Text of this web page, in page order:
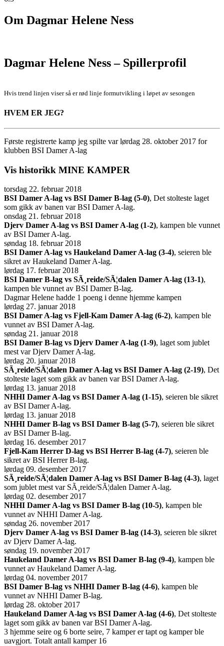
Om Dagmar Helene Ness
Dagmar Helene Ness – Spillerprofil
Hvis trend linjen viser så er rød linje formutvikling i løpet av sesongen
HVEM ER JEG?
Første registrerte kamp jeg spilte var lørdag 28. oktober 2017 for
klubben BSI Damer A-lag
Vis historikk MINE KAMPER
torsdag 22. februar 2018
BSI Damer A-lag vs BSI Damer B-lag (5-0), Det stolteste laget
som gikk av banen var BSI Damer A-lag.
onsdag 21. februar 2018
Djerv Damer A-lag vs BSI Damer A-lag (1-2), kampen ble vunnet
av BSI Damer A-lag.
søndag 18. februar 2018
BSI Damer A-lag vs Haukeland Damer A-lag (3-4), seieren ble
sikret av Haukeland Damer A-lag.
lørdag 17. februar 2018
BSI Damer B-lag vs SÃ¸reide/SÃ¦dalen Damer A-lag (13-1),
kampen ble vunnet av BSI Damer B-lag.
Dagmar Helene hadde 1 poeng i denne hjemme kampen
lørdag 27. januar 2018
BSI Damer A-lag vs Fjell-Kam Damer A-lag (6-2), kampen ble
vunnet av BSI Damer A-lag.
søndag 21. januar 2018
BSI Damer B-lag vs Djerv Damer A-lag (1-9), laget som jublet
mest var Djerv Damer A-lag.
lørdag 20. januar 2018
SÃ¸reide/SÃ¦dalen Damer A-lag vs BSI Damer A-lag (2-19), Det
stolteste laget som gikk av banen var BSI Damer A-lag.
lørdag 13. januar 2018
NHHI Damer A-lag vs BSI Damer A-lag (1-15), seieren ble sikret
av BSI Damer A-lag.
lørdag 13. januar 2018
NHHI Damer B-lag vs BSI Damer B-lag (5-7), seieren ble sikret
av BSI Damer B-lag.
lørdag 16. desember 2017
Fjell-Kam Herrer D-lag vs BSI Herrer B-lag (4-7), seieren ble
sikret av BSI Herrer B-lag.
lørdag 09. desember 2017
SÃ¸reide/SÃ¦dalen Damer A-lag vs BSI Damer B-lag (4-3), laget
som jublet mest var SÃ¸reide/SÃ¦dalen Damer A-lag.
lørdag 02. desember 2017
NHHI Damer A-lag vs BSI Damer B-lag (10-5), kampen ble
vunnet av NHHI Damer A-lag.
søndag 26. november 2017
Djerv Damer A-lag vs BSI Damer B-lag (14-3), seieren ble sikret
av Djerv Damer A-lag.
søndag 19. november 2017
Haukeland Damer A-lag vs BSI Damer B-lag (9-4), kampen ble
vunnet av Haukeland Damer A-lag.
lørdag 04. november 2017
BSI Damer B-lag vs NHHI Damer B-lag (4-6), kampen ble
vunnet av NHHI Damer B-lag.
lørdag 28. oktober 2017
Haukeland Damer A-lag vs BSI Damer A-lag (4-6), Det stolteste
laget som gikk av banen var BSI Damer A-lag.
3 hjemme seire og 6 borte seire, 7 kamper er tapt og kamper ble
uavgjort. Totalt antall kamper 16